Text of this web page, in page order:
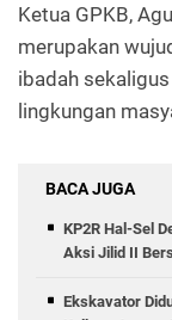
Ketua GPKB,
merupakan
ibadah
lingkungan
BACA JUGA
KP2R Hal-Sel
Aksi Jilid II
Ekskavator